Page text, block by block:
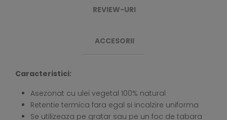
REVIEW-URI
ACCESORII
Caracteristici:
Asezonat cu ulei vegetal 100% natural
Retentie termica fara egal si incalzire uniforma
Se utilizeaza pe gratar sau pe un foc de tabara